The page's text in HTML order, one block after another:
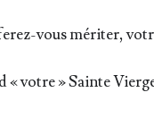
vous méri­ter,
« votre » Sainte